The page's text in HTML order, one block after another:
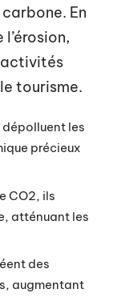
En
tourisme.
dépolluent les
précieux
CO2, ils
atténuant les
des
augmentant